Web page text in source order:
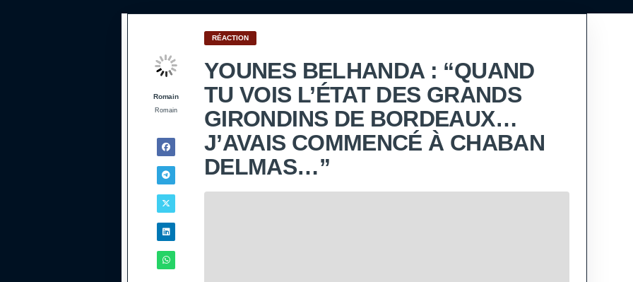
Romain
Romain
RÉACTION
YOUNES BELHANDA : “QUAND
TU VOIS L’ÉTAT DES GRANDS
GIRONDINS DE BORDEAUX…
J’AVAIS COMMENCÉ À CHABAN
DELMAS…”